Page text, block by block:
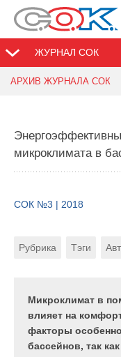
ЖУРНАЛ СОК
АРХИВ ЖУРНАЛА СОК
микроклимата в
СОК №3 | 2018
Рубрика Тэги
Микроклимат в
влияет на
факторы
бассейнов, так
СОК №3 | 2018
принципами
оборудование и
удовлетворить
СОК №3 | 2018
Рубрика Тэги
потребности в
инженерным
в том числе к
делают